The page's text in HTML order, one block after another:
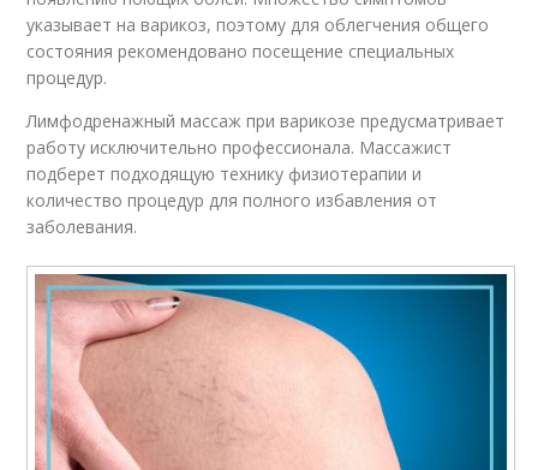
указывает на варикоз, поэтому для облегчения общего
состояния рекомендовано посещение специальных
процедур.
Лимфодренажный массаж при варикозе предусматривает
работу исключительно профессионала. Массажист
подберет подходящую технику физиотерапии и
количество процедур для полного избавления от
заболевания.